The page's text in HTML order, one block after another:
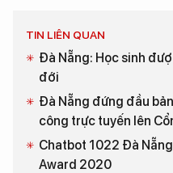
TIN LIÊN QUAN
Đà Nẵng: Học sinh
đới
Đà Nẵng đứng đầu
công trực tuyến lên
Chatbot 1022 Đà
Award 2020